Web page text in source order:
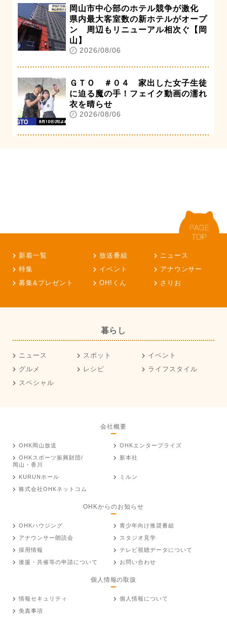
岡山市中心部のホテル競争が激化
県内最大客室数の新ホテルがオープ
ン 周辺もリニューアル相次ぐ【岡
山】
2026/08/06
ＧＴＯ ＃０４ 家出した女子生徒
に迫る魔の手！フェイク動画の濡れ
衣を晴らせ
2026/08/06
新着一覧 放送番組
ニュース
特集
イベント
アナウンサー
募集&プレゼント
OH!くん さりお
暮らし
ニュース スポット
イベント
グルメ
レシピ
ライフスタイル
スペシャル
会社概要
OHK岡山放送
OHKエンタープライズ
OHKスポーツ振興財団/
岡山・香川
新本社
KURUNホール
ミルン
株式会社OHKネットコム
OHKからのお知らせ
OHKハウジング
青少年向け推奨番組
アナウンサー朗読会
スタジオ見学
採用情報
テレビ視聴データについて
後援・共催等の申請について
お問い合わせ
個人情報の取扱
情報セキュリティ
個人情報について
免責事項